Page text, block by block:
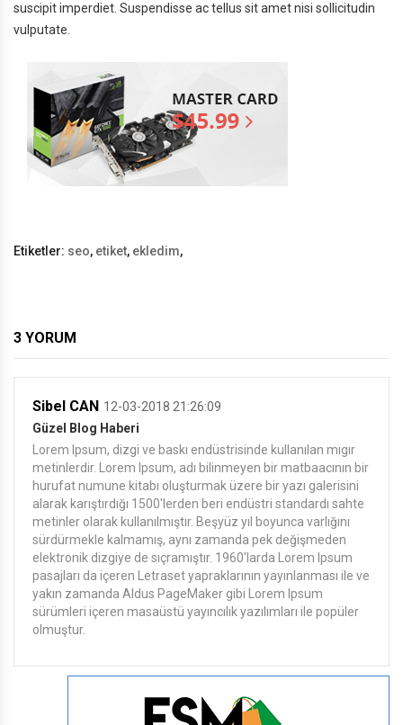
suscipit imperdiet. Suspendisse ac tellus sit amet nisi sollicitudin
vulputate.
Etiketler: seo, etiket, ekledim,
3 YORUM
Sibel CAN 12-03-2018 21:26:09
Güzel Blog Haberi
Lorem Ipsum, dizgi ve baskı endüstrisinde kullanılan mıgır
metinlerdir. Lorem Ipsum, adı bilinmeyen bir matbaacının bir
hurufat numune kitabı oluşturmak üzere bir yazı galerisini
alarak karıştırdığı 1500'lerden beri endüstri standardı sahte
metinler olarak kullanılmıştır. Beşyüz yıl boyunca varlığını
sürdürmekle kalmamış, aynı zamanda pek değişmeden
elektronik dizgiye de sıçramıştır. 1960'larda Lorem Ipsum
pasajları da içeren Letraset yapraklarının yayınlanması ile ve
yakın zamanda Aldus PageMaker gibi Lorem Ipsum
sürümleri içeren masaüstü yayıncılık yazılımları ile popüler
olmuştur.